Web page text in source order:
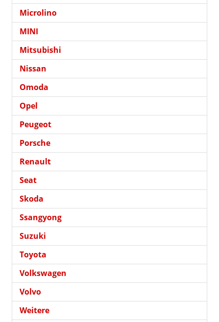
Microlino
MINI
Mitsubishi
Nissan
Omoda
Opel
Peugeot
Porsche
Renault
Seat
Skoda
Ssangyong
Suzuki
Toyota
Volkswagen
Volvo
Weitere